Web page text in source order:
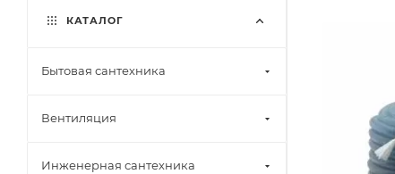
КАТАЛОГ
Бытовая сантехника
Вентиляция
Инженерная сантехника